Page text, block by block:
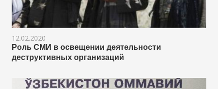
12.02.2020
Роль СМИ в освещении деятельности
деструктивных организаций